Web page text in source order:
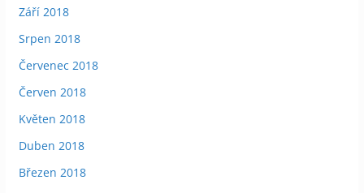
Září 2018
Srpen 2018
Červenec 2018
Červen 2018
Květen 2018
Duben 2018
Březen 2018